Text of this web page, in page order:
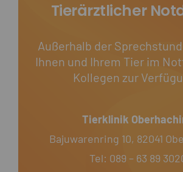
Tierärztlicher
Außerhalb der
Ihnen und Ihrem Tier im
Kollegen zur
Tierklinik
Bajuwarenring 10, 82041
Tel: 089 – 63 89